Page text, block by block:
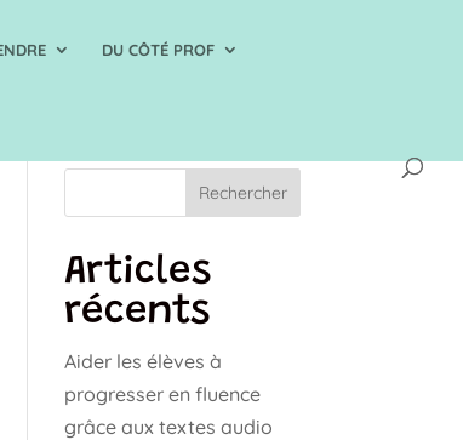
DU CÔTÉ PROF
Rechercher
Articles
récents
Aider les élèves à
progresser en fluence
grâce aux textes audio